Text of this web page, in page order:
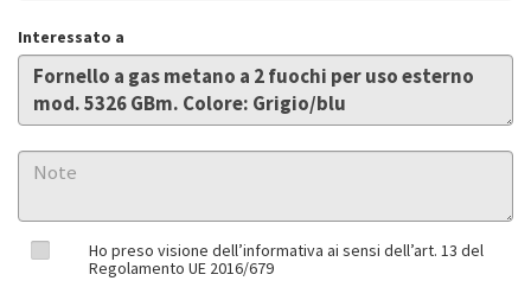
Interessato a
Ho preso visione dell’informativa ai sensi dell’art. 13 del
Regolamento UE 2016/679